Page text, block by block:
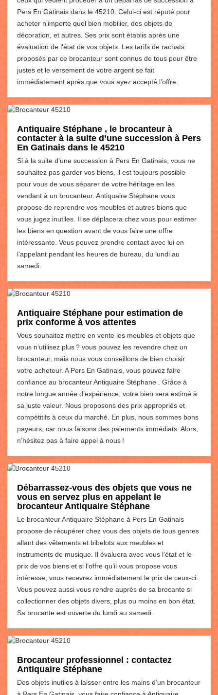
Pers En Gatinais dans le 45210. Celui-ci est réputé pour
acheter n’importe quel bien mobilier, des objets de
décoration, et autres. Ses prix sont établis après une
évaluation de l’état de vos objets. Les tarifs de rachats
proposés par ce brocanteur sont connus de tous pour être
justes et le versement de votre argent se fait
immédiatement après que vous ayez accepté l’offre.
Antiquaire Stéphane , le brocanteur à
contacter à la suite d’une succession à Pers
En Gatinais dans le 45210
Si à la suite d’une succession à Pers En Gatinais, vous ne
souhaitez pas garder vos biens, il est toujours possible
pour vous de vous séparer de votre héritage en les
vendant à un brocanteur. Antiquaire Stéphane vous
propose de reprendre vos meubles et autres biens que
vous jugez inutiles. Il se déplacera chez vous pour estimer
les biens en question avant de vous faire une offre
intéressante. Vous pouvez prendre contact avec lui en
l’appelant pendant les heures de bureau, du lundi au
samedi.
Antiquaire Stéphane pour estimation de
prix conforme à vos attentes
Vous souhaitez mettre en vente les meubles et objets que
vous n’utilisez plus ? vous pouvez les revendre chez un
brocanteur, mais nous vous conseillons de bien choisir
votre acheteur. A Pers En Gatinais, vous pouvez faire
confiance au brocanteur Antiquaire Stéphane . Grâce à
notre longue année d’expérience, votre bien sera estimé à
sa juste valeur. Nous proposons des prix appropriés et
compétitifs à ceux du marché. En plus, nous sommes bons
payeurs, car nous faisons des paiements immédiats. Alors,
n’hésitez pas à faire appel à nous !
Débarrassez-vous des objets que vous ne
vous en servez plus en appelant le
brocanteur Antiquaire Stéphane
Le brocanteur Antiquaire Stéphane à Pers En Gatinais
propose de récupérer chez vous des objets de tous genres
allant des vêtements et bibelots aux meubles et
instruments de musique. Il évaluera avec vous l’état et le
prix de vos biens et si l’offre qu’il vous propose vous
intéresse, vous recevrez immédiatement le prix de ceux-ci.
Vous pouvez aussi vous rendre auprès de sa brocante si
collectionner des objets divers, plus ou moins en bon état.
Sa brocante est ouverte du lundi au samedi.
Brocanteur professionnel : contactez
Antiquaire Stéphane
Des objets inutiles à laisser entre les mains d’un brocanteur